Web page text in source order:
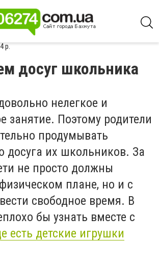
р.
досуг школьника
нелегкое и
занятие. Поэтому родители
продумывать
досуга их школьников. За
не просто должны
плане, но и с
свободное время. В
бы узнать вместе с
есть детские игрушки